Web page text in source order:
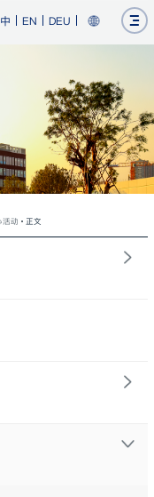
中 EN DEU